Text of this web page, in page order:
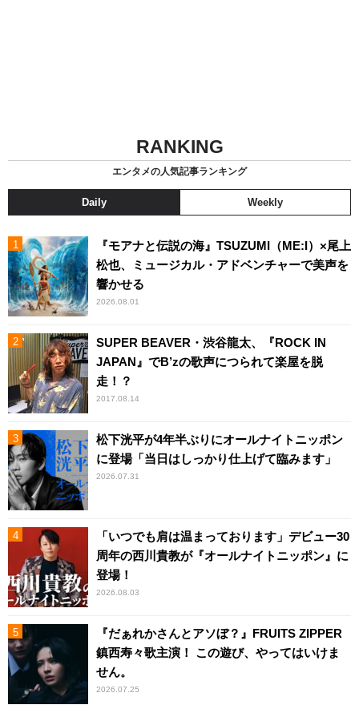
RANKING
エンタメの人気記事ランキング
Daily Weekly
『モアナと伝説の海』TSUZUMI（ME:I）×尾上
松也、ミュージカル・アドベンチャーで美声を
響かせる
2026.08.01
SUPER BEAVER・渋谷龍太、『ROCK IN
JAPAN』でB’zの歌声につられて楽屋を脱
走！？
2017.08.14
松下洸平が4年半ぶりにオールナイトニッポン
に登場「当日はしっかり仕上げて臨みます」
2026.07.31
「いつでも肩は温まっております」デビュー30
周年の西川貴教が『オールナイトニッポン』に
登場！
2026.08.03
『だぁれかさんとアソぼ？』FRUITS ZIPPER
鎮西寿々歌主演！ この遊び、やってはいけま
せん。
2026.07.25